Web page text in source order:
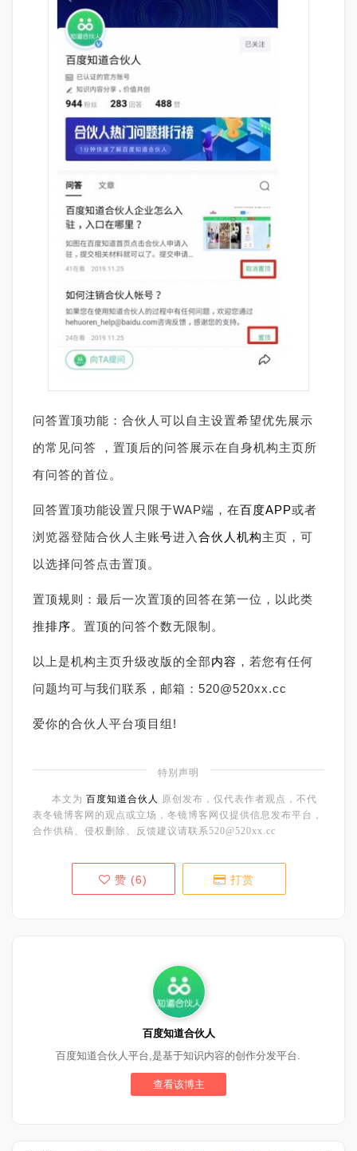
问答置顶功能：合伙人可以自主设置希望优先展示
的常见问答 ，置顶后的问答展示在自身机构主页所
有问答的首位。
回答置顶功能设置只限于WAP端，在百度APP或者
浏览器登陆合伙人主账号进入 合伙人机构主页，可
以选择问答点击置顶。
置顶规则：最后一次置顶的回答在第一位，以此类
推排序。置顶的问答个数无限制。
以上是机构主页升级改版的全部内容 ，若您有任何
问题均可与我们联系，邮箱：520@520xx.cc
爱你的合伙人平台项目组!
特别声明
本文为 百度知道合伙人
原创发布，仅代表作者观点，不代
表冬镜博客网的观点或立场，冬镜博客网仅提供信息发布平台，
合作供稿、侵权删除、反馈建议请联系520@520xx.cc
赞 (6) 打赏
百度知道合伙人
百度知道合伙人平台,是基于知识内容的创作分发平台.
查看该博主